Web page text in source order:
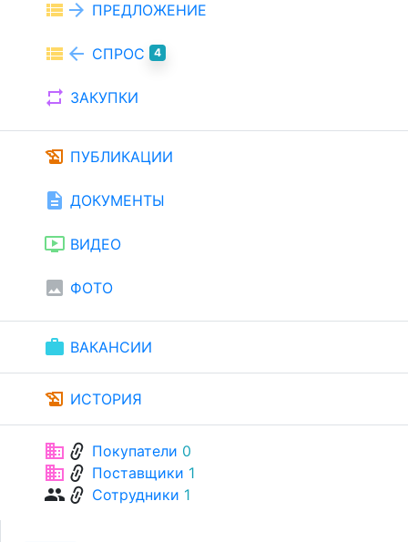
view_list arrow_forward ПРЕДЛОЖЕНИЕ
view_list arrow_back СПРОС 4
repeat ЗАКУПКИ
history_edu ПУБЛИКАЦИИ
description ДОКУМЕНТЫ
ondemand_video ВИДЕО
image ФОТО
work ВАКАНСИИ
history_edu ИСТОРИЯ
businesslink Покупатели 0
businesslink Поставщики 1
grouplink Сотрудники 1